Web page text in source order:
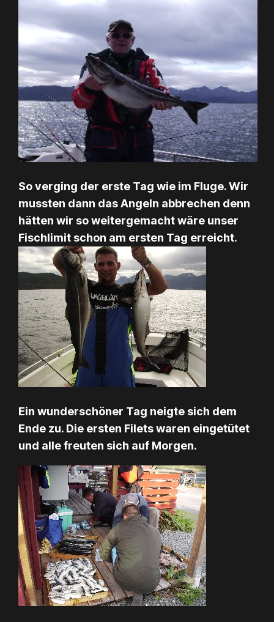
So verging der erste Tag wie im Fluge. Wir
mussten dann das Angeln abbrechen denn
hätten wir so weitergemacht wäre unser
Fischlimit schon am ersten Tag erreicht.
Ein wunderschöner Tag neigte sich dem
Ende zu. Die ersten Filets waren eingetütet
und alle freuten sich auf Morgen.